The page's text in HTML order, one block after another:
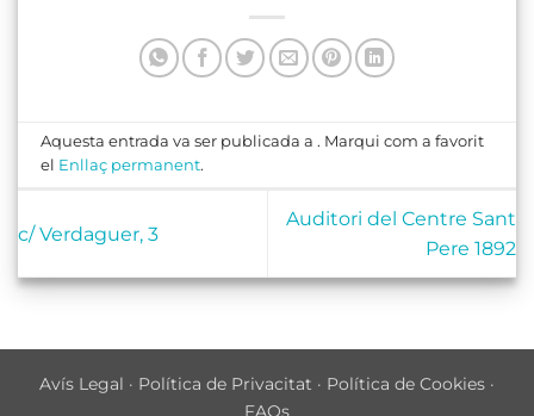
Aquesta entrada va ser publicada a . Marqui com a favorit
el Enllaç permanent.
c/ Verdaguer, 3
Auditori del Centre Sant
Pere 1892
Avís Legal · Política de Privacitat · Política de Cookies ·
FAQs